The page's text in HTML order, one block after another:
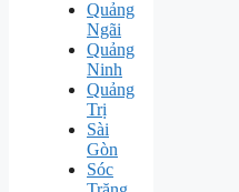
Quảng
Ngãi
Quảng
Ninh
Quảng
Trị
Sài
Gòn
Sóc